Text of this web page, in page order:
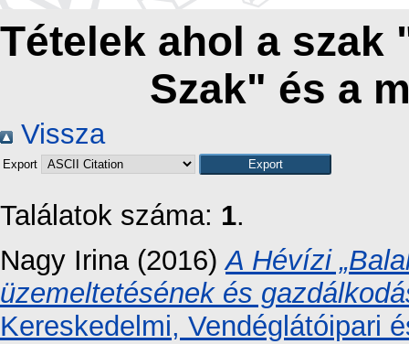
Tételek ahol a szak
Szak" és a
Vissza
Export
Találatok száma: 1.
Nagy Irina (2016)A Hévízi
üzemeltetésének és
Kereskedelmi, Vendéglátóipari